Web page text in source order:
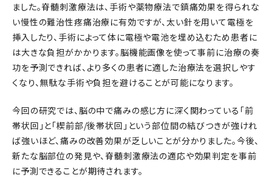
ました。脊髄刺激療法は、手術や薬物療法で鎮痛効果を得られな
い慢性の難治性疼痛治療に有効ですが、太い針を用いて電極を
挿入したり、手術によって体に電極や電池を埋め込むため患者に
は大きな負担がかかります。脳機能画像を使って事前に治療の奏
功を予測できれば、より多くの患者に適した治療法を選択しやす
くなり、無駄な手術や負担を避けることが可能になります。
今回の研究では、脳の中で痛みの感じ方に深く関わっている「前
帯状回」と「楔前部/後帯状回」という部位間の結びつきが強けれ
ば強いほど、痛みの改善効果が乏しいことが分かりました。今後、
新たな脳部位の発見や、脊髄刺激療法の適応や効果判定を事前
に予測できることが期待されます。